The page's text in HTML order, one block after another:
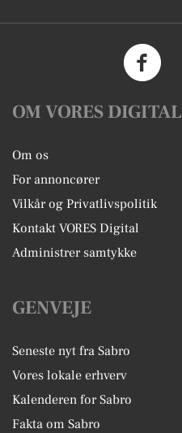
OM VORES DIGITAL
Om os
For annoncører
Vilkår og Privatlivspolitik
Kontakt VORES Digital
Administrer samtykke
GENVEJE
Seneste nyt fra Sabro
Vores lokale erhverv
Kalenderen for Sabro
Fakta om Sabro